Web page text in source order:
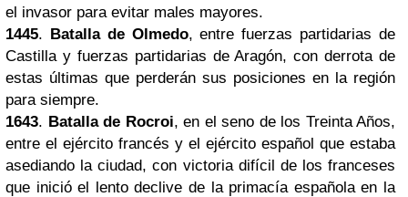
el invasor para evitar males mayores.
1445. Batalla de Olmedo, entre fuerzas partidarias de
Castilla y fuerzas partidarias de Aragón, con derrota de
estas últimas que perderán sus posiciones en la región
para siempre.
1643. Batalla de Rocroi, en el seno de los Treinta Años,
entre el ejército francés y el ejército español que estaba
asediando la ciudad, con victoria difícil de los franceses
que inició el lento declive de la primacía española en la